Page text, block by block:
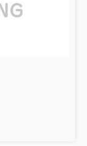
常盤平